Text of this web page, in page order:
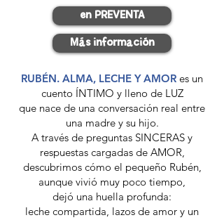
en PREVENTA
Más información
RUBÉN. ALMA, LECHE Y AMOR es un
cuento ÍNTIMO y lleno de LUZ
que nace de una conversación real entre
una madre y su hijo.
A través de preguntas SINCERAS y
respuestas cargadas de AMOR,
descubrimos cómo el pequeño Rubén,
aunque vivió muy poco tiempo,
dejó una huella profunda:
leche compartida, lazos de amor y un